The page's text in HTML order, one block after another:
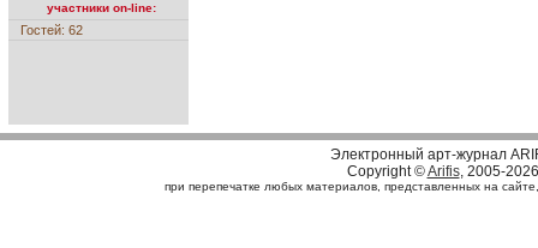
участники on-line:
Гостей: 62
Электронный арт-журнал
Copyright ©Arifis, 2005-2026
при перепечатке любых материалов, представленных на